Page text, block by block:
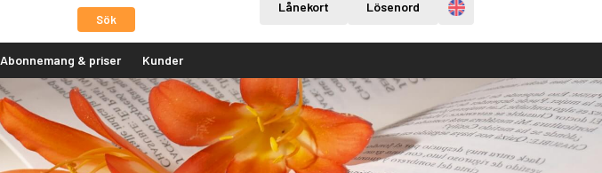
Sök
Lånekort Lösenord Engelska
Abonnemang & priser Kunder